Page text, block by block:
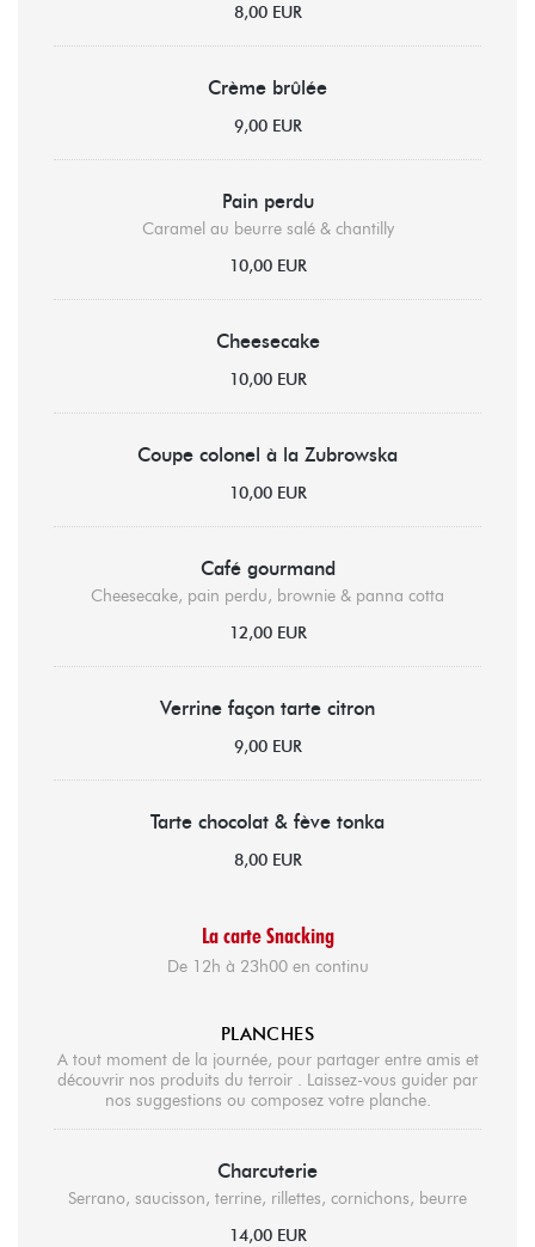
8,00 EUR
Crème brûlée
9,00 EUR
Pain perdu
Caramel au beurre salé & chantilly
10,00 EUR
Cheesecake
10,00 EUR
Coupe colonel à la Zubrowska
10,00 EUR
Café gourmand
Cheesecake, pain perdu, brownie & panna cotta
12,00 EUR
Verrine façon tarte citron
9,00 EUR
Tarte chocolat & fève tonka
8,00 EUR
La carte Snacking
De 12h à 23h00 en continu
PLANCHES
A tout moment de la journée, pour partager entre amis et
découvrir nos produits du terroir . Laissez-vous guider par
nos suggestions ou composez votre planche.
Charcuterie
Serrano, saucisson, terrine, rillettes, cornichons, beurre
14,00 EUR